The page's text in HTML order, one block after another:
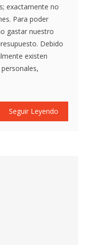
exactamente no
Para poder
gastar nuestro
Debido
existen
Seguir Leyendo